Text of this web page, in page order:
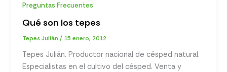
Preguntas Frecuentes
Qué son los tepes
Tepes Julián/ 15 enero, 2012
Tepes Julián. Productor nacional de césped natural.
Especialistas en el cultivo del césped. Venta y